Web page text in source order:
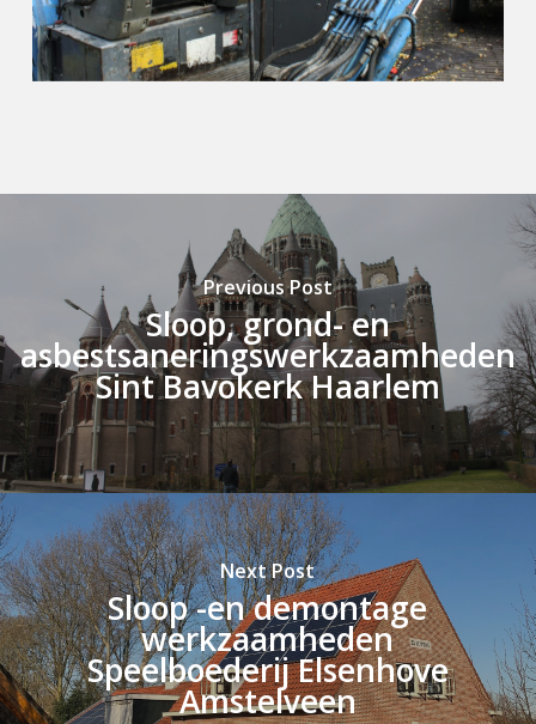
Previous Post
Sloop, grond- en
asbestsaneringswerkzaamheden
Sint Bavokerk Haarlem
Next Post
Sloop -en demontage
werkzaamheden
Speelboederij Elsenhove
Amstelveen